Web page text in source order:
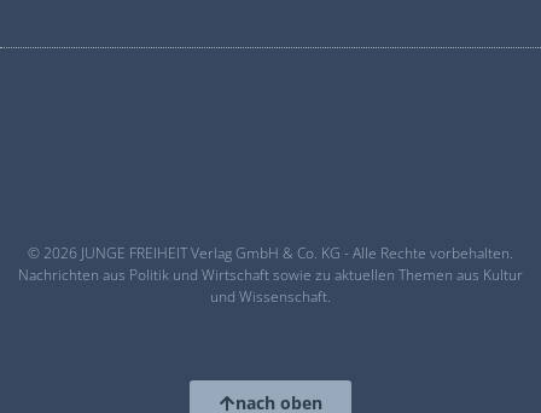
© 2026 JUNGE FREIHEIT Verlag GmbH & Co. KG - Alle Rechte vorbehalten.
Nachrichten aus Politik und Wirtschaft sowie zu aktuellen Themen aus Kultur
und Wissenschaft.
nach oben